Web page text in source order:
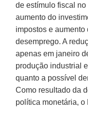
de estímulo fiscal
aumento do
impostos e
desemprego. A
apenas em janeiro
produção industrial
quanto a possível
Como resultado da
política monetária, o